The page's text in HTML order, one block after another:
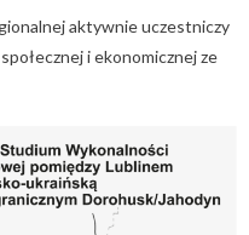
aktywnie uczestniczy
i ekonomicznej ze